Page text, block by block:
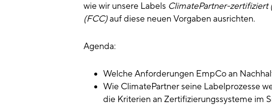
wie wir unsere Labels ClimatePartner-zertifiziert
(FCC)auf diese neuen Vorgaben ausrichten.
Agenda:
Welche Anforderungen EmpCo an
Wie ClimatePartner seine Labelprozesse
die Kriterien an Zertifizierungssysteme im